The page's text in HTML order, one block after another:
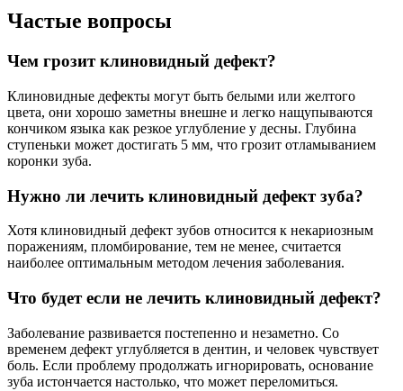
Частые вопросы
Чем грозит клиновидный дефект?
Клиновидные дефекты могут быть белыми или желтого
цвета, они хорошо заметны внешне и легко нащупываются
кончиком языка как резкое углубление у десны. Глубина
ступеньки может достигать 5 мм, что грозит отламыванием
коронки зуба.
Нужно ли лечить клиновидный дефект зуба?
Хотя клиновидный дефект зубов относится к некариозным
поражениям, пломбирование, тем не менее, считается
наиболее оптимальным методом лечения заболевания.
Что будет если не лечить клиновидный дефект?
Заболевание развивается постепенно и незаметно. Со
временем дефект углубляется в дентин, и человек чувствует
боль. Если проблему продолжать игнорировать, основание
зуба истончается настолько, что может переломиться.